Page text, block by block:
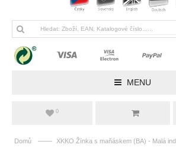
MENU
0
Domů —— XKKO Žínka s maňáskem (BA) - Malá